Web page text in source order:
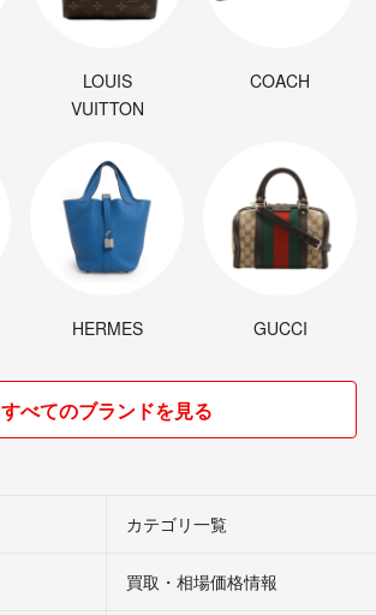
LOUIS
VUITTON
COACH
HERMES GUCCI
すべてのブランドを見る
カテゴリ一覧
買取・相場価格情報